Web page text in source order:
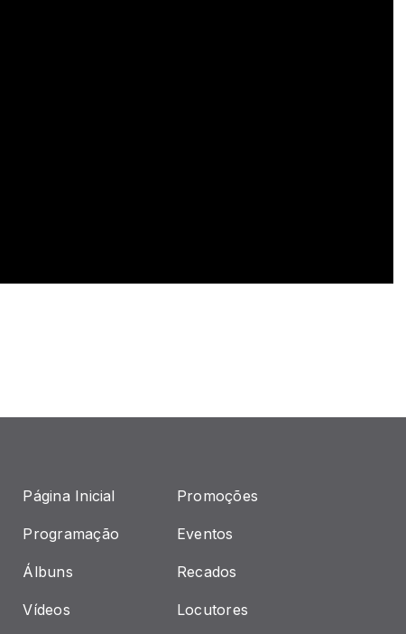
Página Inicial
Programação
Álbuns
Vídeos
Promoções
Eventos
Recados
Locutores